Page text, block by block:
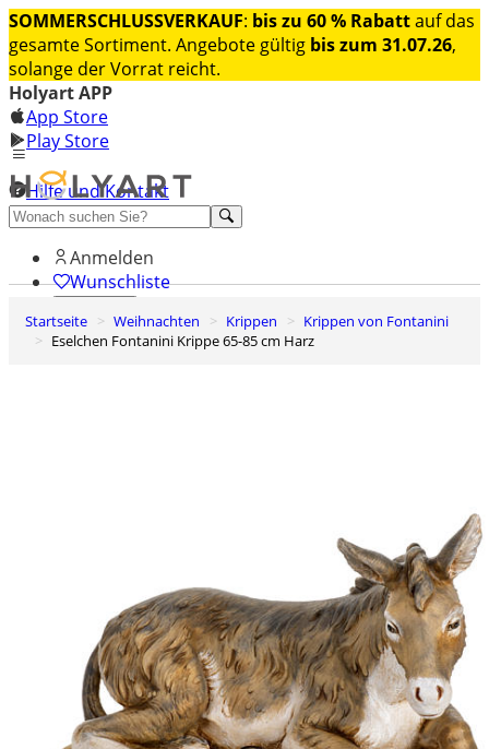
SOMMERSCHLUSSVERKAUF: bis zu 60 % Rabattauf das
gesamte Sortiment. Angebote gültig bis zum 31.07.26,
solange der Vorrat reicht.
Holyart APP
App Store
Play Store
Hilfe und Kontakt
Entdecken Sie Premium
Anmelden
Wunschliste
0
Warenkorb
Startseite Weihnachten Krippen
Krippen von Fontanini
Eselchen Fontanini Krippe 65-85 cm Harz